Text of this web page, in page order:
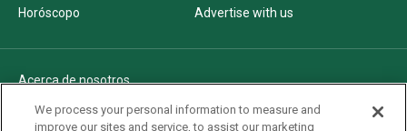
Horóscopo
Advertise with us
Acerca de nosotros
Politica de privacidad
We process your personal information to measure and
improve our sites and service, to assist our marketing